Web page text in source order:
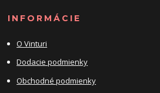
INFORMÁCIE
O Vinturi
Dodacie podmienky
Obchodné podmienky